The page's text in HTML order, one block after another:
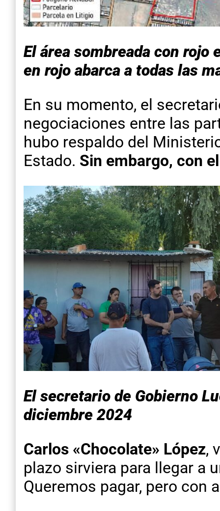
El área sombreada con
en rojo abarca a todas las
En su momento, el
negociaciones entre las
hubo respaldo del
Estado. Sin embargo, con
El secretario de Gobierno
diciembre 2024
Carlos «Chocolate» López,
plazo sirviera para llegar a
Queremos pagar, pero con